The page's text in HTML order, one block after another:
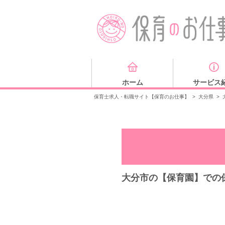
ホーム サービス
保育士求人・転職サイト【保育のお仕事】 > 大分県 >
大分市の【保育園】での